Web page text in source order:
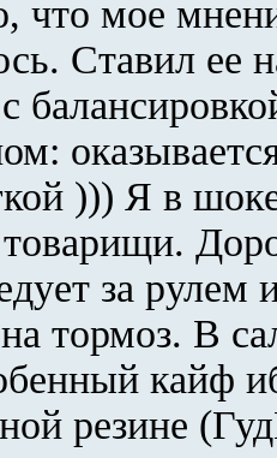
что мое
Ставил ее
))) Я в
товарищи.
за рулем
тормоз. В
кайф
резине